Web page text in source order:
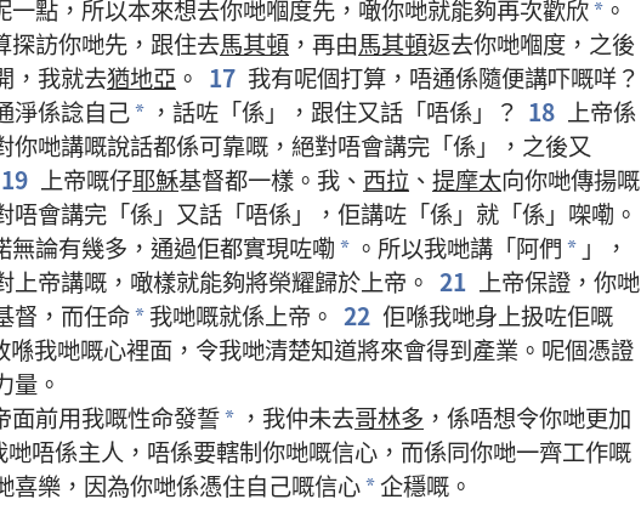
一點 ， 所以本來想去你哋嗰度先 ， 噉你哋就能夠再次歡欣* 。
探訪你哋先 ， 跟住去馬其頓 ， 再由馬其頓返去你哋嗰度 ， 之後
， 我就去猶地亞 。 17 我有呢個打算 ， 唔通係隨便講吓嘅咩？
淨係諗自己* ， 話咗 「係 」， 跟住又話 「唔係 」？ 18 上帝係
你哋講嘅說話都係可靠嘅 ， 絕對唔會講完 「係 」， 之後又
19 上帝嘅仔耶穌基督都一樣 。 我 、 西拉 、 提摩太向你哋傳揚嘅
唔會講完 「係 」 又話 「唔係 」， 佢講咗 「係 」 就 「係 」 㗎嘞 。
無論有幾多 ， 通過佢都實現咗嘞 * 。 所以我哋講 「阿們 * 」，
上帝講嘅 ， 噉樣就能夠將榮耀歸於上帝 。 21 上帝保證 ， 你哋
督 ， 而任命* 我哋嘅就係上帝 。 22 佢喺我哋身上扱咗佢嘅
喺我哋嘅心裡面 ， 令我哋清楚知道將來會得到產業 。 呢個憑證
量 。
面前用我嘅性命發誓* ， 我仲未去哥林多 ， 係唔想令你哋更加
哋唔係主人 ， 唔係要轄制你哋嘅信心 ， 而係同你哋一齊工作嘅
喜樂 ， 因為你哋係憑住自己嘅信心*企穩嘅 。